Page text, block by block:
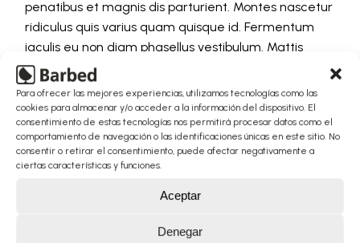
Para ofrecer las mejores experiencias, utilizamos tecnologías como las
cookies para almacenar y/o acceder a la información del dispositivo. El
consentimiento de estas tecnologías nos permitirá procesar datos como el
comportamiento de navegación o las identificaciones únicas en este sitio. No
consentir o retirar el consentimiento, puede afectar negativamente a
ciertas características y funciones.
Aceptar
Denegar
penatibus et magnis dis parturient. Montes nascetur
ridiculus quis varius quam quisque id. Fermentum
iaculis eu non diam phasellus vestibulum. Mattis
aliquam faucibus purus in massa tempor. Senectus
et netus et malesuada fames ac turpis egestas
maecenas. N
READ MORE